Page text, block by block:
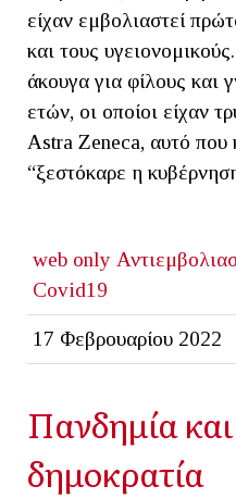
είχαν εμβολιαστεί
και τους
άκουγα για φίλους και
ετών, οι οποίοι είχαν
Astra Zeneca, αυτό που
“ξεστόκαρε η
web only
Covid19
17 Φεβρουαρίου 2022
Πανδημία
δημοκρατία